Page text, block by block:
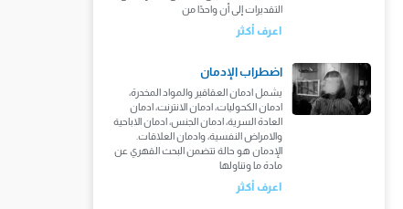
التقديرات إلى أن واحدًا من
اعرف أكثر
اضطراب الإدمان
يشمل ادمان العقاقير والمواد المخدرة،
ادمان الكحوليات، ادمان الانترنت، ادمان
العادة السرية، ادمان الجنس، ادمان الاباحية
والامراض النفسية، وادمان العلاقات.
الإدمان هو حالة تتضمن البحث القهري عن
مادة ما وتناولها
اعرف أكثر